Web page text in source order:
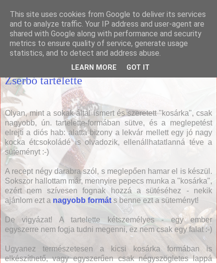
Házias konyha
Zserbó tartelette
Olyan, mint a sokak által ismert és szeretett "kosárka", csak
nagyobb, ún. tartelette-formában sütve, és a meglepetést
elrejti a diós hab: alatta bizony a lekvár mellett egy jó nagy
kocka étcsokoládé is olvadozik, ellenállhatatlanná téve a
süteményt :-)
A recept négy darabra szól, s meglepően hamar el is készül.
Sokszor hallottam már, mennyire pepecs munka a "kosárka",
ezért nem szívesen fognak hozzá a sütéséhez - nekik
ajánlom ezt a nagyobb formáts benne ezt a süteményt!
De vigyázat! A tartelette kétszemélyes - egy ember
egyszerre nem fogja tudni megenni, ez nem csak egy falat :-)
Ugyanez természetesen a kicsi kosárka formában is
elkészíthető, vagy egyszerűen csak négyszögletes lappá
This site uses cookies from Google to deliver its services
and to analyze traffic. Your IP address and user-agent are
shared with Google along with performance and security
metrics to ensure quality of service, generate usage
statistics, and to detect and address abuse.
LEARN MORE GOT IT